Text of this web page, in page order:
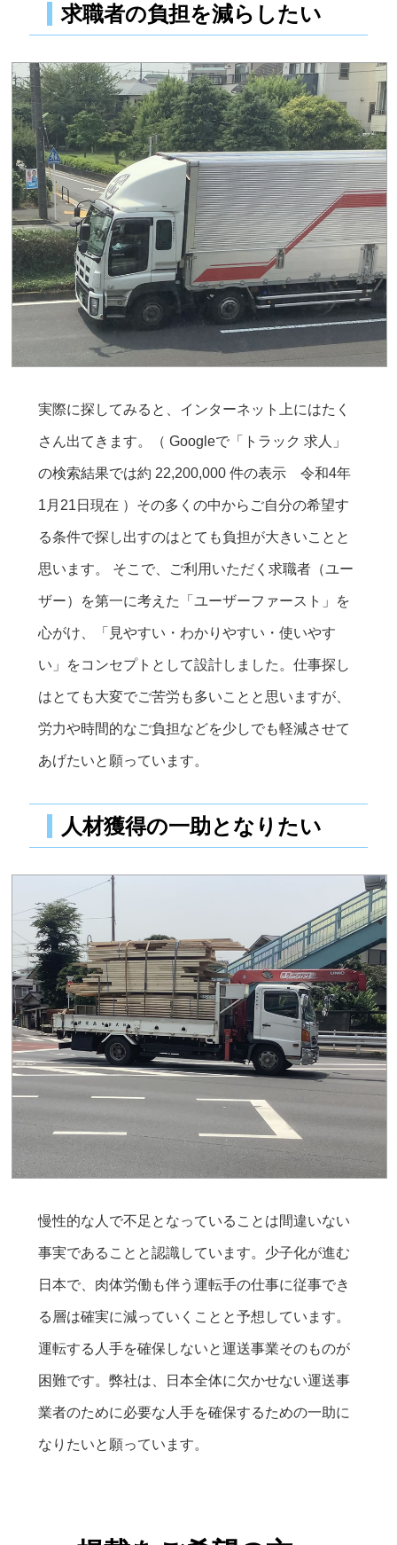
求職者の負担を減らしたい
実際に探してみると、インターネット上にはたく
さん出てきます。（ Googleで「トラック 求人」
の検索結果では約 22,200,000 件の表示 令和4年
1月21日現在 ）その多くの中からご自分の希望す
る条件で探し出すのはとても負担が大きいことと
思います。 そこで、ご利用いただく求職者（ユー
ザー）を第一に考えた「ユーザーファースト」を
心がけ、「見やすい・わかりやすい・使いやす
い」をコンセプトとして設計しました。仕事探し
はとても大変でご苦労も多いことと思いますが、
労力や時間的なご負担などを少しでも軽減させて
あげたいと願っています。
人材獲得の一助となりたい
慢性的な人で不足となっていることは間違いない
事実であることと認識しています。少子化が進む
日本で、肉体労働も伴う運転手の仕事に従事でき
る層は確実に減っていくことと予想しています。
運転する人手を確保しないと運送事業そのものが
困難です。弊社は、日本全体に欠かせない運送事
業者のために必要な人手を確保するための一助に
なりたいと願っています。